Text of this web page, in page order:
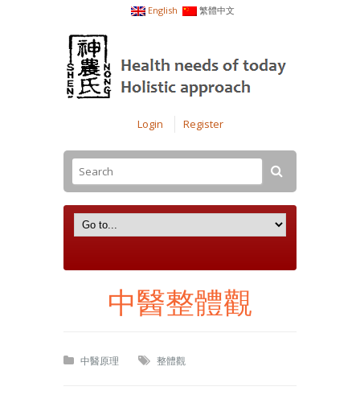
English 繁體中文
Login Register
中醫整體觀
中醫原理 整體觀